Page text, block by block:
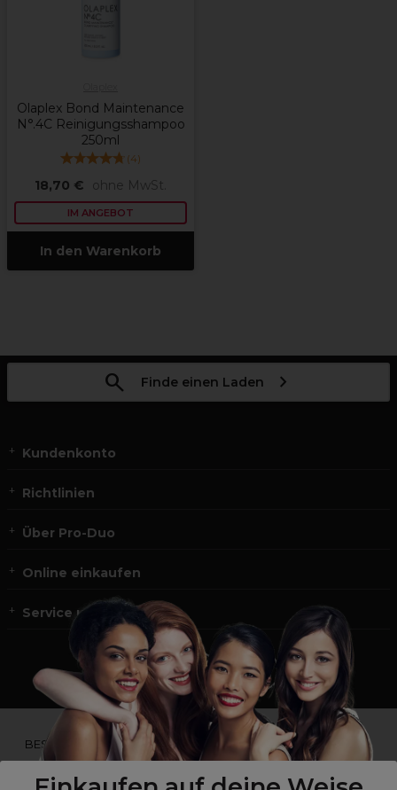
Olaplex Bond Maintenance
N°.4C Reinigungsshampoo
250ml
(4)
18,70 € ohne MwSt.
IM ANGEBOT
In den Warenkorb
Finde einen Laden
Kundenkonto
Richtlinien
Über Pro-Duo
Online einkaufen
Service und Kontakt
*Du bist kein Profikunde?
BESUCHE
UNSERE WEBSEITE FÜR ENDVERBRAUCHER.*